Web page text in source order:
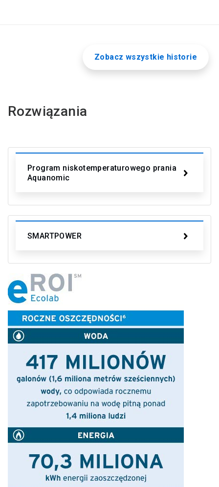
Zobacz wszystkie historie
Rozwiązania
Program niskotemperaturowego prania
Aquanomic
SMARTPOWER